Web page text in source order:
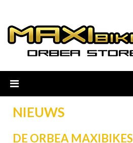
NIEUWS
DE ORBEA MAXIBIKES